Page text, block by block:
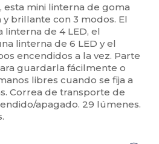
esta mini linterna de goma
brillante con 3 modos. El
de 4 LED, el
linterna de 6 LED y el
encendidos a la vez. Parte
guardarla fácilmente o
libres cuando se fija a
Correa de transporte de
apagado. 29 lúmenes.